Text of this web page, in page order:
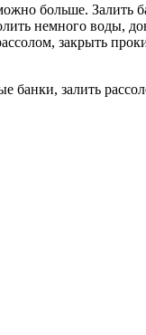
больше. Залить
немного воды,
закрыть
банки, залить